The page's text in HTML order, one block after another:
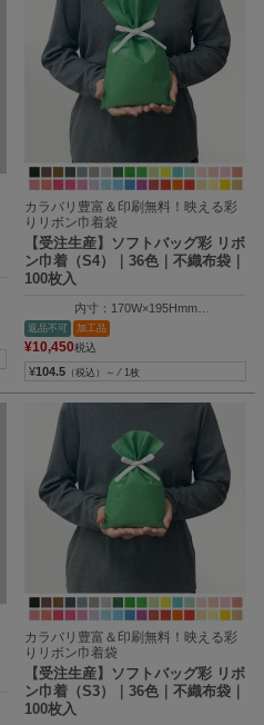
カラバリ豊富＆印刷無料！映える彩
りリボン巾着袋
【受注生産】ソフトバッグ彩 リボ
ン巾着（S4）｜36色｜不織布袋｜
100枚入
内寸：170W×195Hmm
外寸：170W×300Hmm
返品不可 加工品
¥10,450税込
¥104.5 （税込）～ ⁄ 1枚
カラバリ豊富＆印刷無料！映える彩
りリボン巾着袋
【受注生産】ソフトバッグ彩 リボ
ン巾着（S3）｜36色｜不織布袋｜
100枚入